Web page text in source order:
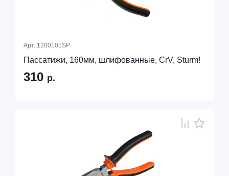
Арт. 1200101SP
Пассатижи, 160мм, шлифованные, CrV, Sturm!
310 р.